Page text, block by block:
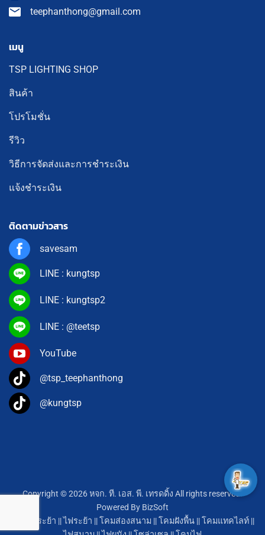
teephanthong@gmail.com
เมนู
TSP LIGHTING SHOP
สินค้า
โปรโมชั่น
รีวิว
วิธีการจัดส่งและการชำระเงิน
แจ้งชำระเงิน
ติดตามข่าวสาร
savesam
LINE : kungtsp
LINE : kungtsp2
LINE : @teetsp
YouTube
@tsp_teephanthong
@kungtsp
Copyright © 2026 หจก. ที. เอส. พี. เทรดดิ้ง All rights reserved.
Powered By BizSoft
โคมไฟระย้า ||ไฟระย้า ||โคมส่องสนาม ||โคมฝังพื้น||โคมแทคไลท์||